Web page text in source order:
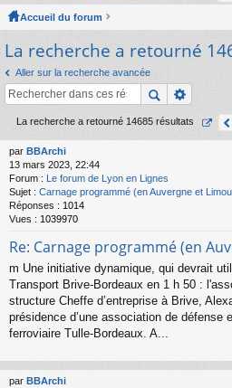
ur
ci
s
m
s
Accueil du forum
La recherche a retourné
Aller sur la recherche avancée
La recherche a retourné 14685 résultats
par BBArchi
13 mars 2023, 22:44
Forum :
Le forum de Lyon en Lignes
Sujet : Carnage programmé (en Auvergne et
Réponses : 1014
Vues : 1039970
Re: Carnage programmé (en
m Une initiative dynamique, qui devrait
Transport Brive-Bordeaux en 1 h 50 :
structure Cheffe d’entreprise à Brive,
présidence d’une association de défense
ferroviaire Tulle-Bordeaux. A...
par BBArchi